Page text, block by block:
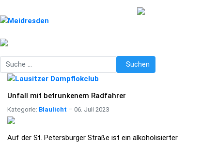
Suchen Suchen
Unfall mit betrunkenem Radfahrer
Kategorie: Blaulicht 06. Juli 2023
Auf der St. Petersburger Straße ist ein alkoholisierter